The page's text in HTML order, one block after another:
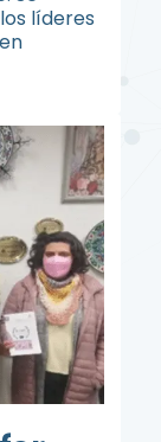
líderes